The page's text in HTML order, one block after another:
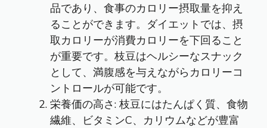
品であり、食事のカロリー摂取量を抑え
ることができます。ダイエットでは、摂
取カロリーが消費カロリーを下回ること
が重要です。枝豆はヘルシーなスナック
として、満腹感を与えながらカロリーコ
ントロールが可能です。
栄養価の高さ: 枝豆にはたんぱく質、食物
繊維、ビタミンC、カリウムなどが豊富